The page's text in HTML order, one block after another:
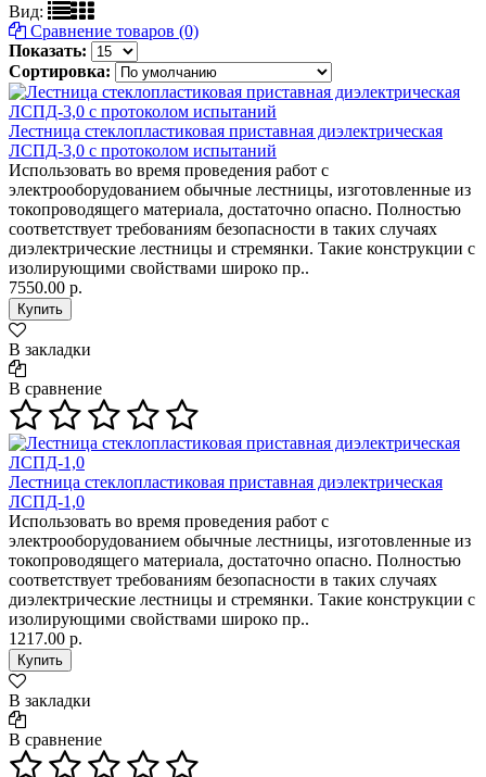
Вид:
Сравнение товаров (0)
Показать:
Сортировка:
Лестница стеклопластиковая приставная диэлектрическая
ЛСПД-3,0 с протоколом испытаний
Использовать во время проведения работ с
электрооборудованием обычные лестницы, изготовленные из
токопроводящего материала, достаточно опасно. Полностью
соответствует требованиям безопасности в таких случаях
диэлектрические лестницы и стремянки. Такие конструкции с
изолирующими свойствами широко пр..
7550.00 р.
В закладки
В сравнение
Лестница стеклопластиковая приставная диэлектрическая
ЛСПД-1,0
Использовать во время проведения работ с
электрооборудованием обычные лестницы, изготовленные из
токопроводящего материала, достаточно опасно. Полностью
соответствует требованиям безопасности в таких случаях
диэлектрические лестницы и стремянки. Такие конструкции с
изолирующими свойствами широко пр..
1217.00 р.
В закладки
В сравнение